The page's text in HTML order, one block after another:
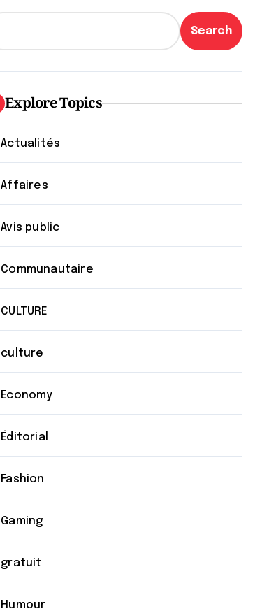
Search
Explore Topics
Actualités
Affaires
Avis public
Communautaire
CULTURE
culture
Economy
Éditorial
Fashion
Gaming
gratuit
Humour